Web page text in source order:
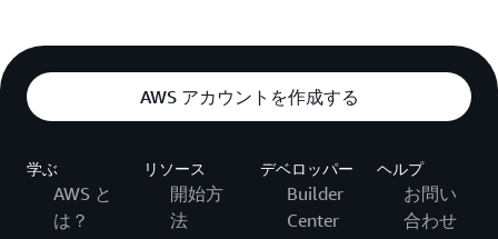
AWS アカウントを作成する
学ぶ
AWS と
は？
リソース
開始方
法
デベロッパー
Builder
Center
ヘルプ
お問い
合わせ